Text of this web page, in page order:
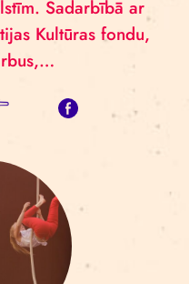
Sadarbībā ar
Kultūras fondu,